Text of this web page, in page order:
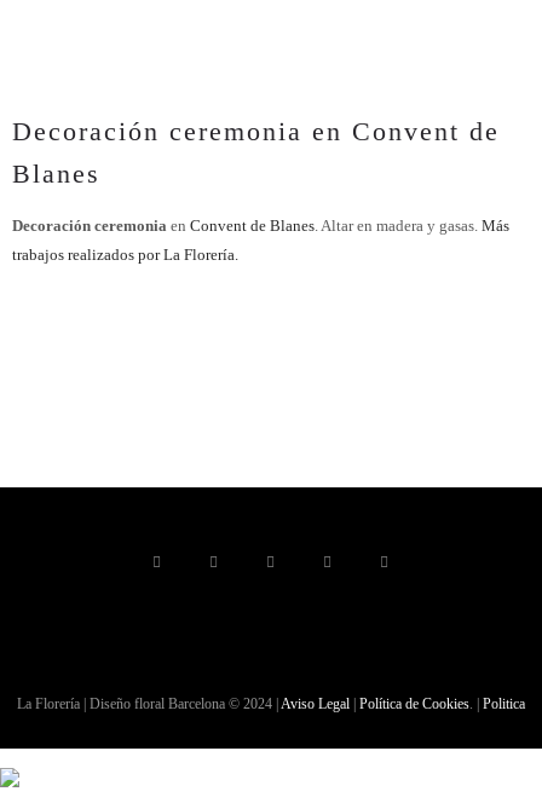
Decoración ceremonia en Convent de
Blanes
Decoración ceremonia en Convent de Blanes. Altar en madera y gasas. Más
trabajos realizados por La Florería.
La Florería | Diseño floral Barcelona © 2024 | Aviso Legal Política de Cookies. | Politica